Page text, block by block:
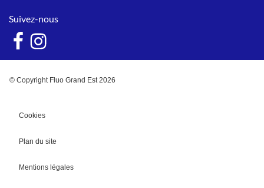
Suivez-nous
© Copyright Fluo Grand Est 2026
Cookies
Plan du site
Mentions légales